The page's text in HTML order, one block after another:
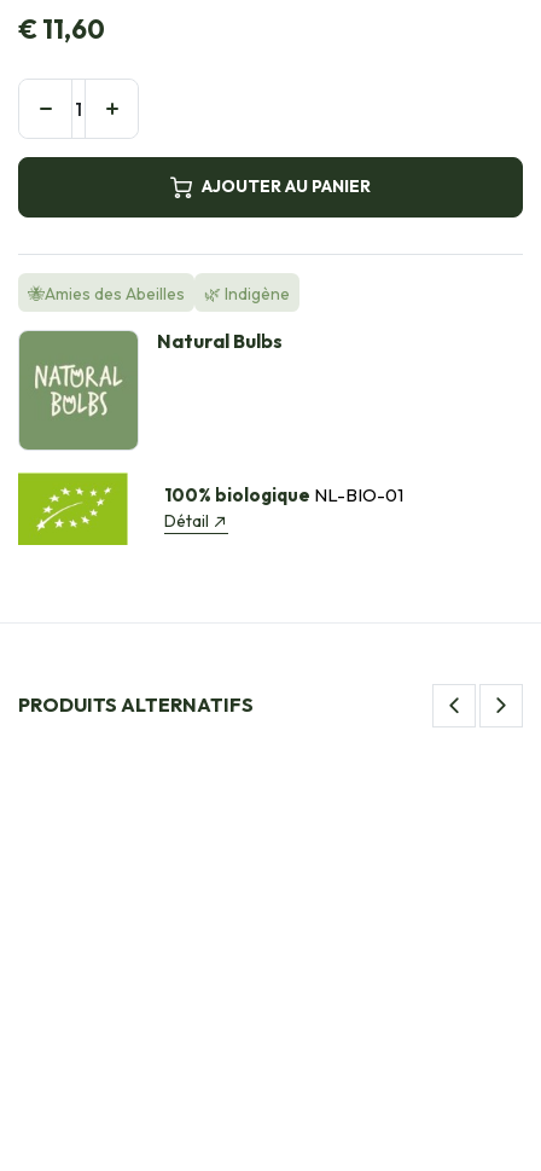
€11,60
AJOUTER AU PANIER
🐝Amies des Abeilles 🌿 Indigène
Natural Bulbs
100% biologique NL-BIO-01
Détail
PRODUITS ALTERNATIFS